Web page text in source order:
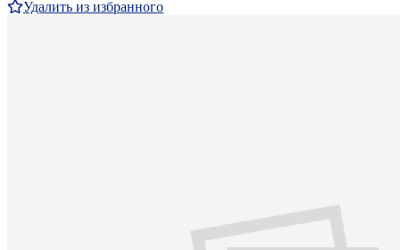
Удалить из избранного